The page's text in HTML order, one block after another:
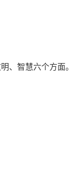
、智慧六个方面。